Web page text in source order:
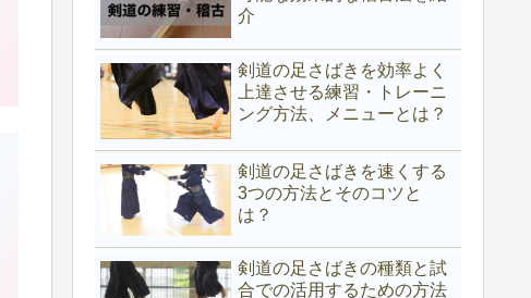
介
剣道の足さばきを効率よく
上達させる練習・トレーニ
ング方法、メニューとは？
剣道の足さばきを速くする
3つの方法とそのコツと
は？
剣道の足さばきの種類と試
合での活用するための方法